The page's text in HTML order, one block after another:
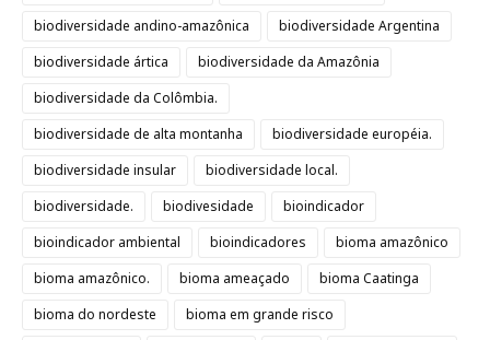
biodiversidade andino-amazônica
biodiversidade Argentina
biodiversidade ártica
biodiversidade da Amazônia
biodiversidade da Colômbia.
biodiversidade de alta montanha
biodiversidade européia.
biodiversidade insular
biodiversidade local.
biodiversidade.
biodivesidade
bioindicador
bioindicador ambiental
bioindicadores
bioma amazônico
bioma amazônico.
bioma ameaçado
bioma Caatinga
bioma do nordeste
bioma em grande risco